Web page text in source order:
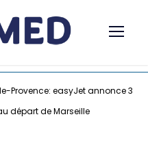
Provence: easyJet annonce 3
départ de Marseille